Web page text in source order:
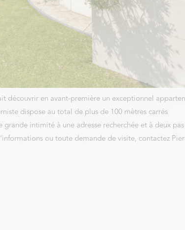
découvrir en avant-première un exceptionnel
dispose au total de plus de 100 mètres carrés
grande intimité à une adresse recherchée et à deux
ou toute demande de visite, contactez